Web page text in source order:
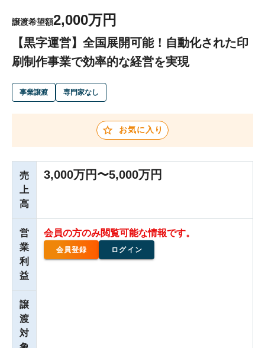
成約事例
M&A専門家の方へ
譲渡希望額2,000万円
【黒字運営】全国展開可能！自動化された印
刷制作事業で効率的な経営を実現
事業譲渡 専門家なし
お気に入り
売
上
高
3,000万円〜5,000万円
営
業
利
益
会員の方のみ閲覧可能な情報です。
会員登録 ログイン
譲
渡
対